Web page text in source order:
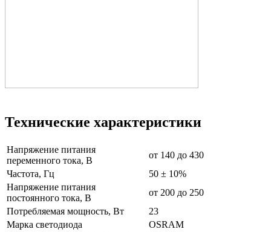
Технические характеристики
Напряжение питания
переменного тока, В
от 140 до 430
Частота, Гц
50 ± 10%
Напряжение питания
постоянного тока, В
от 200 до 250
Потребляемая мощность, Вт
23
Марка светодиода
OSRAM